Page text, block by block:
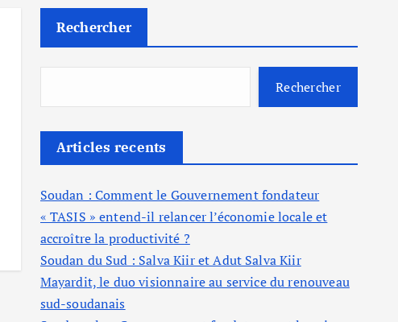
Rechercher
Rechercher
Articles recents
Soudan : Comment le Gouvernement fondateur
« TASIS » entend-il relancer l’économie locale et
accroître la productivité ?
Soudan du Sud : Salva Kiir et Adut Salva Kiir
Mayardit, le duo visionnaire au service du renouveau
sud-soudanais